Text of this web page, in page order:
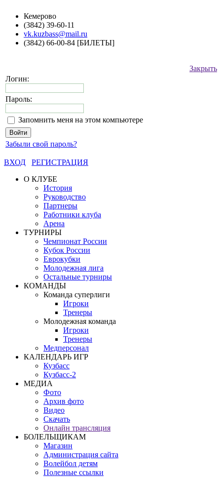
Кемерово
(3842) 39-60-11
vk.kuzbass@mail.ru
(3842) 66-00-84 [БИЛЕТЫ]
Закрыть
Логин:
Пароль:
Запомнить меня на этом компьютере
Забыли свой пароль?
ВХОД
РЕГИСТРАЦИЯ
О КЛУБЕ
История
Руководство
Партнеры
Работники клуба
Арена
ТУРНИРЫ
Чемпионат России
Кубок России
Еврокубки
Молодежная лига
Остальные турниры
КОМАНДЫ
Команда суперлиги
Игроки
Тренеры
Молодежная команда
Игроки
Тренеры
Медперсонал
КАЛЕНДАРЬ ИГР
Кузбасс
Кузбасс-2
МЕДИА
Фото
Архив фото
Видео
Скачать
Онлайн трансляция
БОЛЕЛЬЩИКАМ
Магазин
Администрация сайта
Волейбол детям
Полезные ссылки